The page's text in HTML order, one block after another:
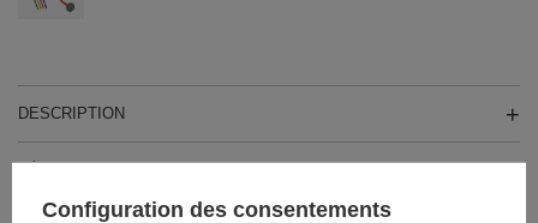
DESCRIPTION
Configuration des consentements